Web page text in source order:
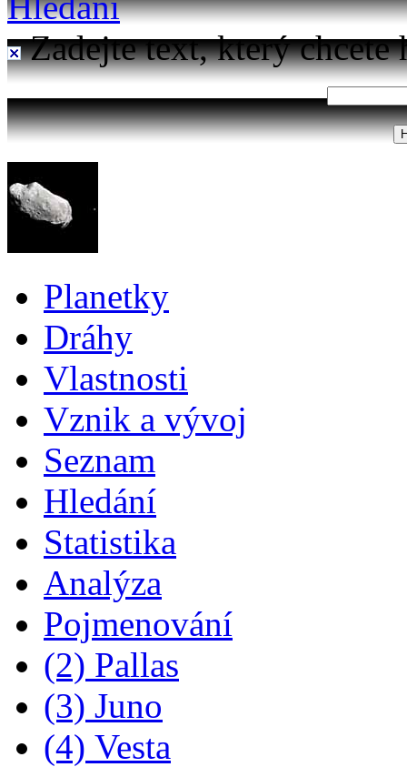
Zadejte text, který chcete
Planetky
Dráhy
Vlastnosti
Vznik a vývoj
Seznam
Hledání
Statistika
Analýza
Pojmenování
(2) Pallas
(3) Juno
(4) Vesta